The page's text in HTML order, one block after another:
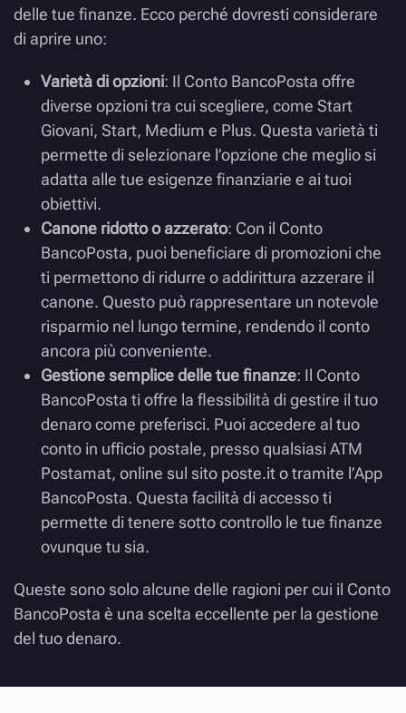
delle tue finanze. Ecco perché dovresti considerare
di aprire uno:
Varietà di opzioni: Il Conto BancoPosta offre
diverse opzioni tra cui scegliere, come Start
Giovani, Start, Medium e Plus. Questa varietà ti
permette di selezionare l’opzione che meglio si
adatta alle tue esigenze finanziarie e ai tuoi
obiettivi.
Canone ridotto o azzerato: Con il Conto
BancoPosta, puoi beneficiare di promozioni che
ti permettono di ridurre o addirittura azzerare il
canone. Questo può rappresentare un notevole
risparmio nel lungo termine, rendendo il conto
ancora più conveniente.
Gestione semplice delle tue finanze: Il Conto
BancoPosta ti offre la flessibilità di gestire il tuo
denaro come preferisci. Puoi accedere al tuo
conto in ufficio postale, presso qualsiasi ATM
Postamat, online sul sito poste.it o tramite l’App
BancoPosta. Questa facilità di accesso ti
permette di tenere sotto controllo le tue finanze
ovunque tu sia.
Queste sono solo alcune delle ragioni per cui il Conto
BancoPosta è una scelta eccellente per la gestione
del tuo denaro.